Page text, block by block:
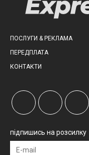
ПОСЛУГИ & РЕКЛАМА
ПЕРЕДПЛАТА
КОНТАКТИ
підпишись на розсилку